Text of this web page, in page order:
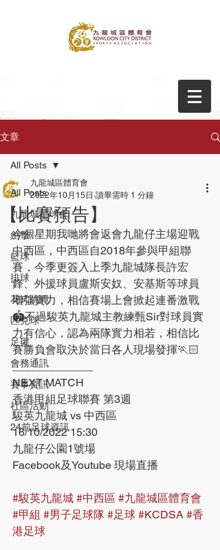
文章
All Posts
九龍城足球會
劍擊
籃球
排球
花式跳繩
匹克球
足毽
會務通訊
賽事資訊
社區活動
24前足球資訊
All Posts
【比賽預告】
九龍城區體育會
2022年10月15日 讀畢需時 1 分鐘
今個星期我哋將會返會九龍仔主場迎戰
中西區，中西區自2018年參與甲組聯
賽，今季更簽入上季九龍城隊長許宏
鋒、外援球員盧斯安奴、安基斯等球員
增強實力，相信賽場上會掀起連番激戰
🏟不過駿英九龍城主教練甄Sir對球員實
力有信心，認為兩隊實力相若，相信比
賽勝負會取決於當日各人現場發揮🏃🏻
_____________
NEXT MATCH
香港甲組足球聯賽 第3週
駿英九龍城 vs 中西區
16/10/2022 15:30
九龍仔公園1號場
Facebook及Youtube 現場直播
#駿英九龍城 #中西區 #九龍城區體育會
#甲組 #男子足球隊 #足球 #KCDSA #香
港足球